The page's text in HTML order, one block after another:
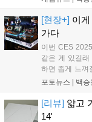
[현장+] 이
가다
이번 CES
같은 게 있길
하면 좁게 느껴
놓질 않나.
국 라스베이거
포토뉴스 | 백승
[리뷰] 얇고
14'